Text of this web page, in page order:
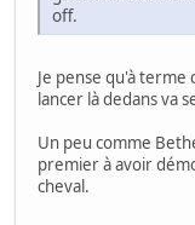
off.
Je pense qu'à terme
lancer là dedans va
Un peu comme
premier à avoir
cheval.